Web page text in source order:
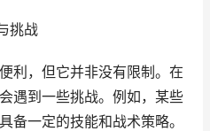
挑战
利，但它并非没有限制。在
遇到一些挑战。例如，某些
备一定的技能和战术策略。